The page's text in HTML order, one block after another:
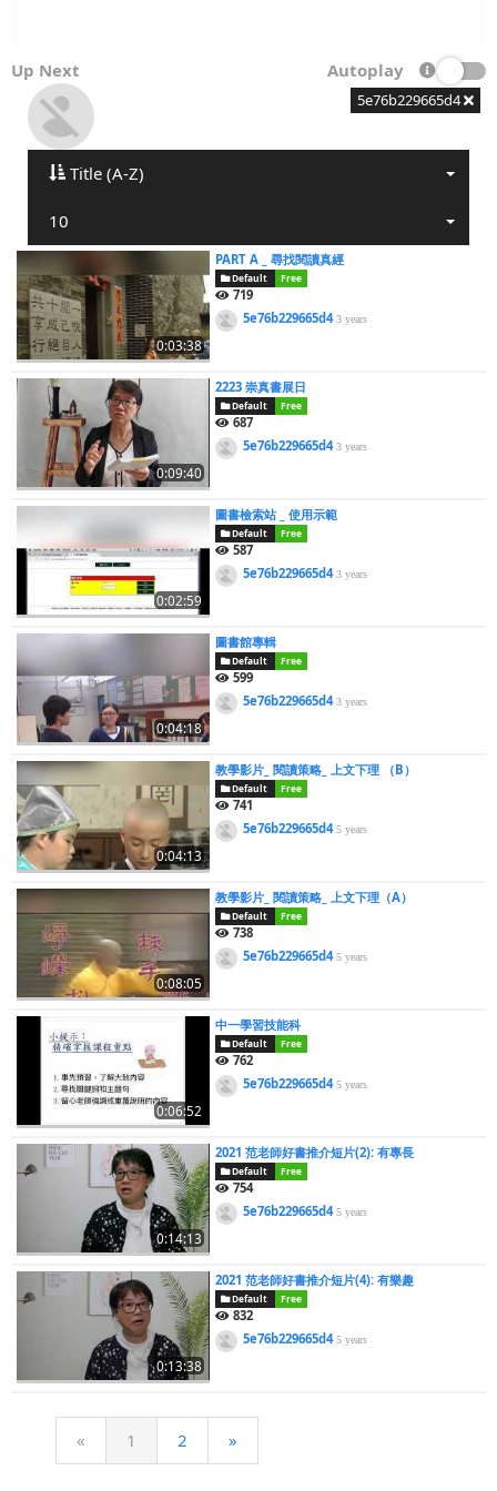
Up Next Autoplay
5e76b229665d4
Title (A-Z)
10
0:03:38
PART A _ 尋找閱讀真經
Default Free
719
5e76b229665d43 years
0:09:40
2223 崇真書展日
Default Free
687
5e76b229665d43 years
0:02:59
圖書檢索站 _ 使用示範
Default Free
587
5e76b229665d43 years
0:04:18
圖書館專輯
Default Free
599
5e76b229665d43 years
0:04:13
教學影片_ 閱讀策略_ 上文下理 （B）
Default Free
741
5e76b229665d45 years
0:08:05
教學影片_ 閱讀策略_ 上文下理（A）
Default Free
738
5e76b229665d45 years
0:06:52
中一學習技能科
Default Free
762
5e76b229665d45 years
0:14:13
2021 范老師好書推介短片(2): 有專長
Default Free
754
5e76b229665d45 years
0:13:38
2021 范老師好書推介短片(4): 有樂趣
Default Free
832
5e76b229665d45 years
« 1 2 »